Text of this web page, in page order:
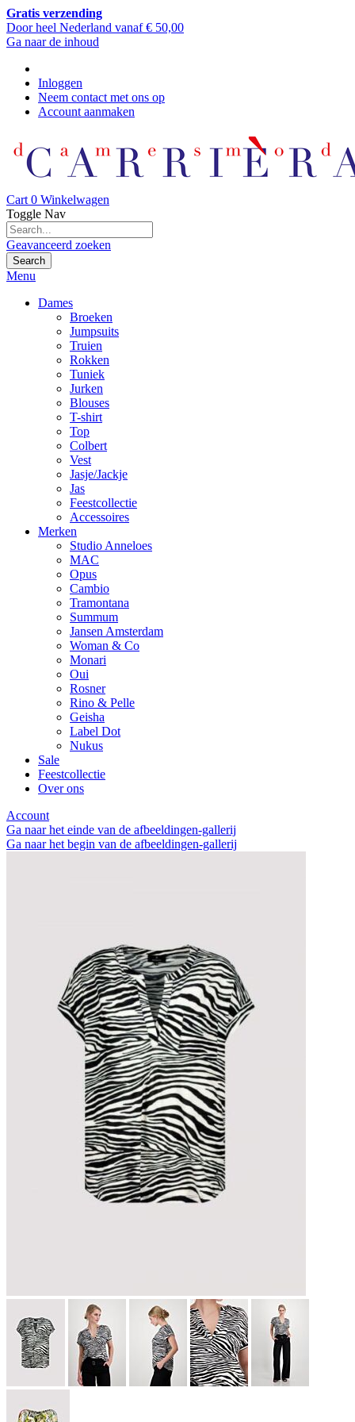
Gratis verzending
Door heel Nederland vanaf € 50,00
Ga naar de inhoud
Inloggen
Neem contact met ons op
Account aanmaken
Cart 0 Winkelwagen
Toggle Nav
Geavanceerd zoeken
Search
Menu
Dames
Broeken
Jumpsuits
Truien
Rokken
Tuniek
Jurken
Blouses
T-shirt
Top
Colbert
Vest
Jasje/Jackje
Jas
Feestcollectie
Accessoires
Merken
Studio Anneloes
MAC
Opus
Cambio
Tramontana
Summum
Jansen Amsterdam
Woman & Co
Monari
Oui
Rosner
Rino & Pelle
Geisha
Label Dot
Nukus
Sale
Feestcollectie
Over ons
Account
Ga naar het einde van de afbeeldingen-gallerij
Ga naar het begin van de afbeeldingen-gallerij